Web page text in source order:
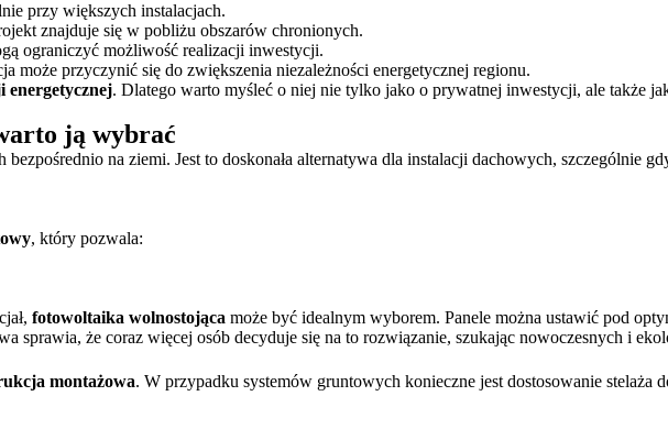
przy większych instalacjach.
znajduje się w pobliżu obszarów chronionych.
ograniczyć możliwość realizacji inwestycji.
może przyczynić się do zwiększenia niezależności energetycznej regionu.
energetycznej. Dlatego warto myśleć o niej nie tylko jako o prywatnej inwestycji, ale także
ją wybrać
bezpośrednio na ziemi. Jest to doskonała alternatywa dla instalacji dachowych, szczególnie
, który pozwala:
fotowoltaika wolnostojąca może być idealnym wyborem. Panele można ustawić pod
sprawia, że coraz więcej osób decyduje się na to rozwiązanie, szukając nowoczesnych i
montażowa. W przypadku systemów gruntowych konieczne jest dostosowanie stelaża